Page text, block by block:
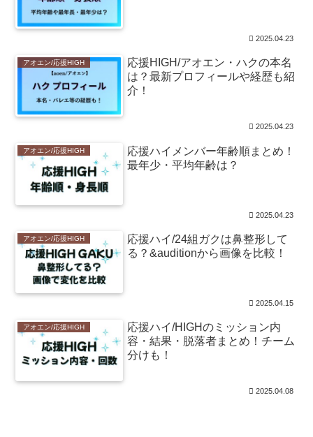
2025.04.23
アオエン/応援HIGH
応援HIGH/アオエン・ハクの本名
は？最新プロフィールや経歴も紹
介！
2025.04.23
アオエン/応援HIGH
応援ハイメンバー年齢順まとめ！
最年少・平均年齢は？
2025.04.23
アオエン/応援HIGH
応援ハイ/24組ガクは鼻整形して
る？&auditionから画像を比較！
2025.04.15
アオエン/応援HIGH
応援ハイ/HIGHのミッション内
容・結果・脱落者まとめ！チーム
分けも！
2025.04.08